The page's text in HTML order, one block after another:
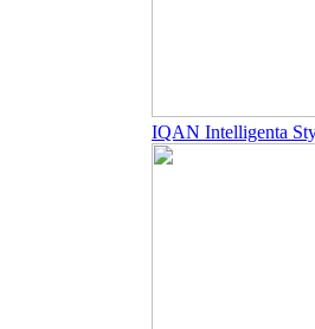
IQAN Intelligenta